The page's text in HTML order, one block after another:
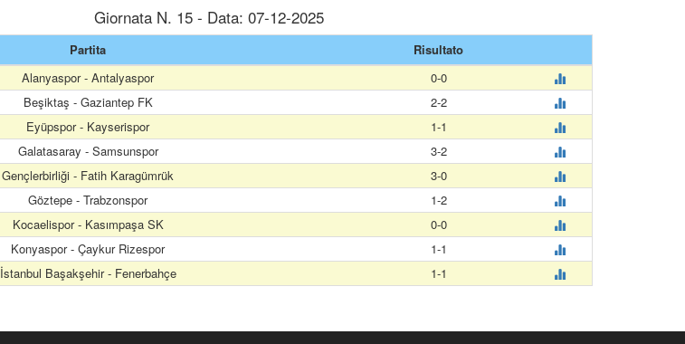
Giornata N. 15 - Data: 07-12-2025
Partita
Risultato
Alanyaspor - Antalyaspor
0-0
Beşiktaş - Gaziantep FK
2-2
Eyüpspor - Kayserispor
1-1
Galatasaray - Samsunspor
3-2
Gençlerbirliği - Fatih Karagümrük
3-0
Göztepe - Trabzonspor
1-2
Kocaelispor - Kasımpaşa SK
0-0
Konyaspor - Çaykur Rizespor
1-1
İstanbul Başakşehir - Fenerbahçe
1-1